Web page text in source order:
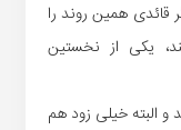
قائدی همین روند را
یکی از نخستین
البته خیلی زود هم